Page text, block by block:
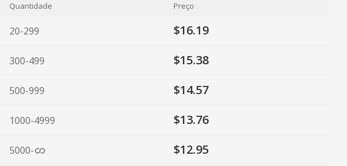
Quantidade Preço
20-299 $16.19
300-499 $15.38
500-999 $14.57
1000-4999 $13.76
5000- $12.95